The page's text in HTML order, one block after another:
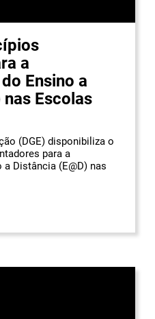
a
Ensino a
nas Escolas
(DGE) disponibiliza o
para a
Distância (E@D) nas